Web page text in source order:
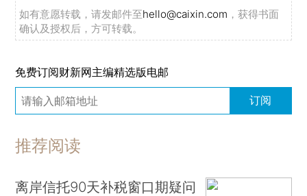
如有意愿转载，请发邮件至hello@caixin.com ，获得书面
确认及授权后，方可转载。
免费订阅财新网主编精选版电邮
订阅
推荐阅读
离岸信托90天补税窗口期疑问